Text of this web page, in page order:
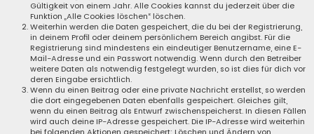
Gültigkeit von einem Jahr. Alle Cookies kannst du jederzeit über die
Funktion „Alle Cookies löschen“ löschen.
Weiterhin werden die Daten gespeichert, die du bei der Registrierung,
in deinem Profil oder deinem persönlichem Bereich angibst. Für die
Registrierung sind mindestens ein eindeutiger Benutzername, eine E-
Mail-Adresse und ein Passwort notwendig. Wenn durch den Betreiber
weitere Daten als notwendig festgelegt wurden, so ist dies für dich vor
deren Eingabe ersichtlich.
Wenn du einen Beitrag oder eine private Nachricht erstellst, so werden
die dort eingegebenen Daten ebenfalls gespeichert. Gleiches gilt,
wenn du einen Beitrag als Entwurf zwischenspeicherst. In diesen Fällen
wird auch deine IP-Adresse gespeichert. Die IP-Adresse wird weiterhin
bei folgenden Aktionen gespeichert: Löschen und Ändern von